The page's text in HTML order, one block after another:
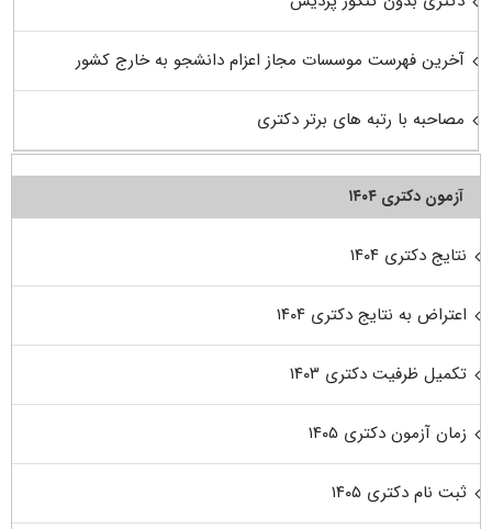
آخرین فهرست موسسات مجاز اعزام دانشجو به خارج کشور
مصاحبه با رتبه های برتر دکتری
آزمون دکتری ۱۴۰۴
نتایج دکتری ۱۴۰۴
اعتراض به نتایج دکتری ۱۴۰۴
تکمیل ظرفیت دکتری ۱۴۰۳
زمان آزمون دکتری ۱۴۰۵
ثبت نام دکتری ۱۴۰۵